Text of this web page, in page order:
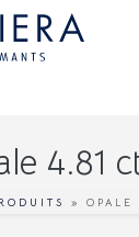
4.81
» OPALE